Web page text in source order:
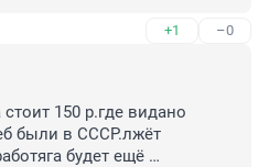
+1 –0
150 р.где видано
были в СССР.лжёт
будет ещё